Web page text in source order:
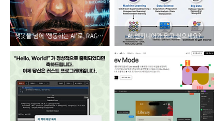
챗봇을 넘어 '행동하는 AI'로, RAG와 에이전트의 시대가 온다 AI 엔지니어가 되고 싶으세요?